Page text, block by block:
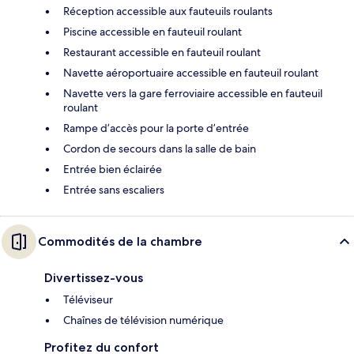
Réception accessible aux fauteuils roulants
Piscine accessible en fauteuil roulant
Restaurant accessible en fauteuil roulant
Navette aéroportuaire accessible en fauteuil roulant
Navette vers la gare ferroviaire accessible en fauteuil
roulant
Rampe d’accès pour la porte d’entrée
Cordon de secours dans la salle de bain
Entrée bien éclairée
Entrée sans escaliers
Commodités de la chambre
Divertissez-vous
Téléviseur
Chaînes de télévision numérique
Profitez du confort